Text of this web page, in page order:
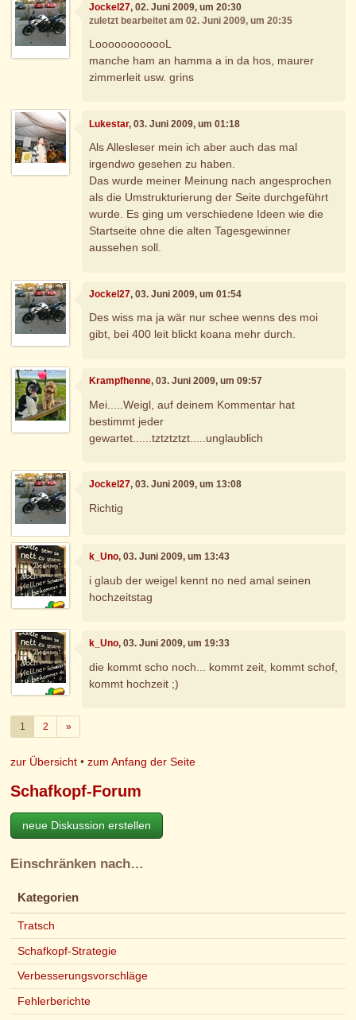
Jockel27, 02. Juni 2009, um 20:30
zuletzt bearbeitet am 02. Juni 2009, um 20:35
LoooooooooooL
manche ham an hamma a in da hos, maurer
zimmerleit usw. grins
Lukestar, 03. Juni 2009, um 01:18
Als Allesleser mein ich aber auch das mal
irgendwo gesehen zu haben.
Das wurde meiner Meinung nach angesprochen
als die Umstrukturierung der Seite durchgeführt
wurde. Es ging um verschiedene Ideen wie die
Startseite ohne die alten Tagesgewinner
aussehen soll.
Jockel27, 03. Juni 2009, um 01:54
Des wiss ma ja wär nur schee wenns des moi
gibt, bei 400 leit blickt koana mehr durch.
Krampfhenne, 03. Juni 2009, um 09:57
Mei.....Weigl, auf deinem Kommentar hat
bestimmt jeder
gewartet......tztztztzt.....unglaublich
Jockel27, 03. Juni 2009, um 13:08
Richtig
k_Uno, 03. Juni 2009, um 13:43
i glaub der weigel kennt no ned amal seinen
hochzeitstag
k_Uno, 03. Juni 2009, um 19:33
die kommt scho noch... kommt zeit, kommt schof,
kommt hochzeit ;)
1 2 »Weiter
zur Übersicht •zum Anfang der Seite
Schafkopf-Forum
neue Diskussion erstellen
Einschränken nach…
Kategorien
Tratsch
Schafkopf-Strategie
Verbesserungsvorschläge
Fehlerberichte